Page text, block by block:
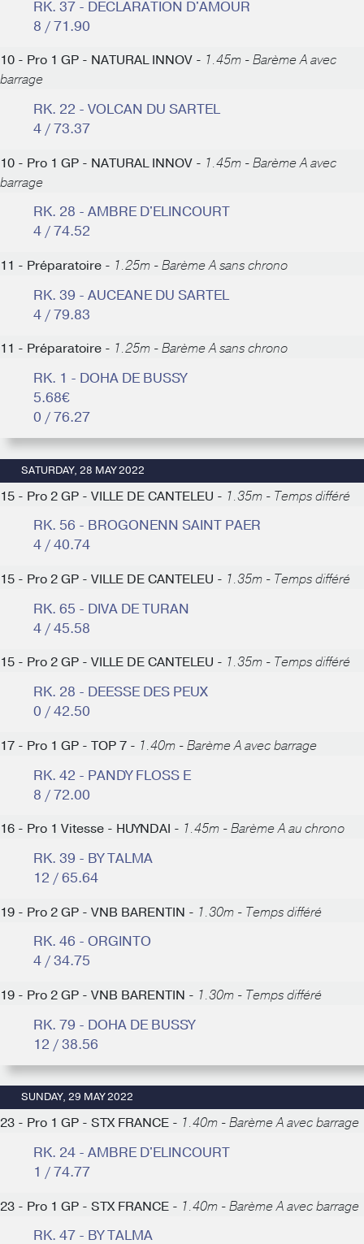
RK. 37 - DECLARATION D'AMOUR
8 / 71.90
10 - Pro 1 GP - NATURAL INNOV - 1.45m - Barème A avec
barrage
RK. 22 - VOLCAN DU SARTEL
4 / 73.37
10 - Pro 1 GP - NATURAL INNOV - 1.45m - Barème A avec
barrage
RK. 28 - AMBRE D'ELINCOURT
4 / 74.52
11 - Préparatoire - 1.25m - Barème A sans chrono
RK. 39 - AUCEANE DU SARTEL
4 / 79.83
11 - Préparatoire - 1.25m - Barème A sans chrono
RK. 1 - DOHA DE BUSSY
5.68€
0 / 76.27
SATURDAY, 28 MAY 2022
15 - Pro 2 GP - VILLE DE CANTELEU - 1.35m - Temps différé
RK. 56 - BROGONENN SAINT PAER
4 / 40.74
15 - Pro 2 GP - VILLE DE CANTELEU - 1.35m - Temps différé
RK. 65 - DIVA DE TURAN
4 / 45.58
15 - Pro 2 GP - VILLE DE CANTELEU - 1.35m - Temps différé
RK. 28 - DEESSE DES PEUX
0 / 42.50
17 - Pro 1 GP - TOP 7 - 1.40m - Barème A avec barrage
RK. 42 - PANDY FLOSS E
8 / 72.00
16 - Pro 1 Vitesse - HUYNDAI - 1.45m - Barème A au chrono
RK. 39 - BY TALMA
12 / 65.64
19 - Pro 2 GP - VNB BARENTIN - 1.30m - Temps différé
RK. 46 - ORGINTO
4 / 34.75
19 - Pro 2 GP - VNB BARENTIN - 1.30m - Temps différé
RK. 79 - DOHA DE BUSSY
12 / 38.56
SUNDAY, 29 MAY 2022
23 - Pro 1 GP - STX FRANCE - 1.40m - Barème A avec barrage
RK. 24 - AMBRE D'ELINCOURT
1 / 74.77
23 - Pro 1 GP - STX FRANCE - 1.40m - Barème A avec barrage
RK. 47 - BY TALMA